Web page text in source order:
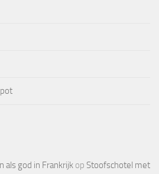
als god in Frankrijk op Stoofschotel met